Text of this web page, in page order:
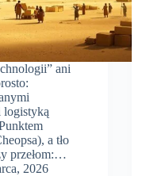
ani
logistyką
a tło
przełom:…
2026